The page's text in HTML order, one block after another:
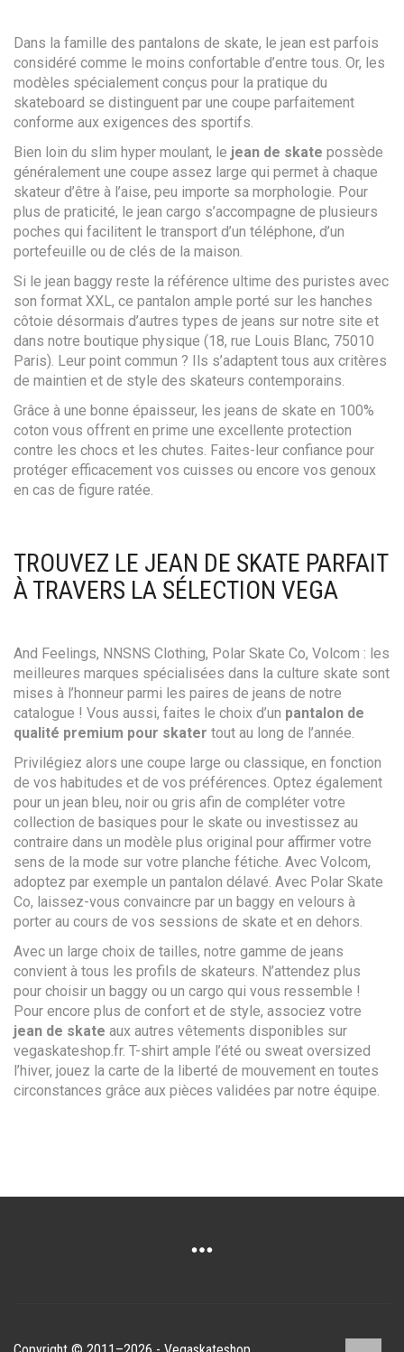
Dans la famille des pantalons de skate, le jean est parfois
considéré comme le moins confortable d’entre tous. Or, les
modèles spécialement conçus pour la pratique du
skateboard se distinguent par une coupe parfaitement
conforme aux exigences des sportifs.
Bien loin du slim hyper moulant, le jean de skate possède
généralement une coupe assez large qui permet à chaque
skateur d’être à l’aise, peu importe sa morphologie. Pour
plus de praticité, le jean cargo s’accompagne de plusieurs
poches qui facilitent le transport d’un téléphone, d’un
portefeuille ou de clés de la maison.
Si le jean baggy reste la référence ultime des puristes avec
son format XXL, ce pantalon ample porté sur les hanches
côtoie désormais d’autres types de jeans sur notre site et
dans notre boutique physique (18, rue Louis Blanc, 75010
Paris). Leur point commun ? Ils s’adaptent tous aux critères
de maintien et de style des skateurs contemporains.
Grâce à une bonne épaisseur, les jeans de skate en 100%
coton vous offrent en prime une excellente protection
contre les chocs et les chutes. Faites-leur confiance pour
protéger efficacement vos cuisses ou encore vos genoux
en cas de figure ratée.
TROUVEZ LE JEAN DE SKATE PARFAIT
À TRAVERS LA SÉLECTION VEGA
And Feelings, NNSNS Clothing, Polar Skate Co, Volcom : les
meilleures marques spécialisées dans la culture skate sont
mises à l’honneur parmi les paires de jeans de notre
catalogue ! Vous aussi, faites le choix d’un pantalon de
qualité premium pour skater tout au long de l’année.
Privilégiez alors une coupe large ou classique, en fonction
de vos habitudes et de vos préférences. Optez également
pour un jean bleu, noir ou gris afin de compléter votre
collection de basiques pour le skate ou investissez au
contraire dans un modèle plus original pour affirmer votre
sens de la mode sur votre planche fétiche. Avec Volcom,
adoptez par exemple un pantalon délavé. Avec Polar Skate
Co, laissez-vous convaincre par un baggy en velours à
porter au cours de vos sessions de skate et en dehors.
Avec un large choix de tailles, notre gamme de jeans
convient à tous les profils de skateurs. N’attendez plus
pour choisir un baggy ou un cargo qui vous ressemble !
Pour encore plus de confort et de style, associez votre
jean de skate aux autres vêtements disponibles sur
vegaskateshop.fr. T-shirt ample l’été ou sweat oversized
l’hiver, jouez la carte de la liberté de mouvement en toutes
circonstances grâce aux pièces validées par notre équipe.